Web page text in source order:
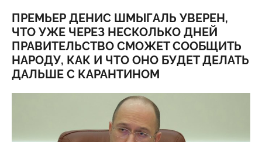
ПРЕМЬЕР ДЕНИС ШМЫГАЛЬ УВЕРЕН,
ЧТО УЖЕ ЧЕРЕЗ НЕСКОЛЬКО ДНЕЙ
ПРАВИТЕЛЬСТВО СМОЖЕТ СООБЩИТЬ
НАРОДУ, КАК И ЧТО ОНО БУДЕТ ДЕЛАТЬ
ДАЛЬШЕ С КАРАНТИНОМ